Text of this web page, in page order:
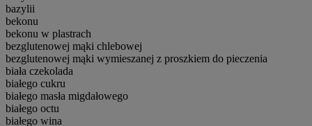
bazylii
bekonu
bekonu w plastrach
bezglutenowej mąki chlebowej
bezglutenowej mąki wymieszanej z proszkiem do pieczenia
biała czekolada
białego cukru
białego masła migdałowego
białego octu
białego wina